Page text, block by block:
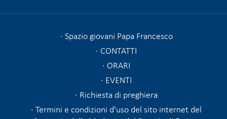
Spazio giovani Papa Francesco
CONTATTI
ORARI
EVENTI
Richiesta di preghiera
Termini e condizioni d'uso del sito internet del